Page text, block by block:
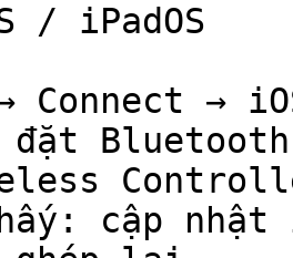
/ iPadOS
Connect →
đặt
cập